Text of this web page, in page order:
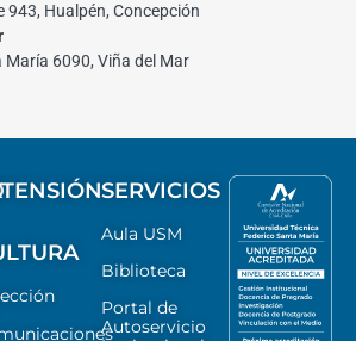
943, Hualpén, Concepción
María 6090, Viña del Mar
SERVICIOS
Aula USM
Biblioteca
Portal de
Autoservicio